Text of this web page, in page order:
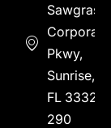
Sawgrass
Corporate
Pkwy,
Sunrise,
FL 33323
290